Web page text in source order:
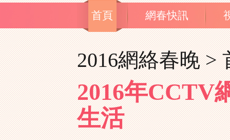
首頁 網春快訊
2016網絡春晚 >
2016年CCTV
生活